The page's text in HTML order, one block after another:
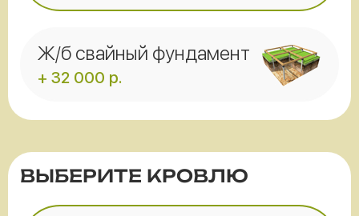
Ж/б свайный фундамент
+ 32 000 р.
ВЫБЕРИТЕ КРОВЛЮ